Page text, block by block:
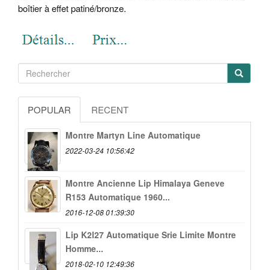
boîtier à effet patiné/bronze.
POPULAR RECENT
Montre Martyn Line Automatique
2022-03-24 10:56:42
Montre Ancienne Lip Himalaya Geneve
R153 Automatique 1960...
2016-12-08 01:39:30
Lip K2l27 Automatique Srie Limite Montre
Homme...
2018-02-10 12:49:36